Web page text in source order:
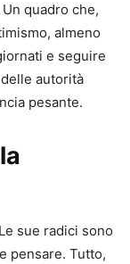
quadro che,
almeno
e seguire
autorità
pesante.
sue radici sono
pensare. Tutto,